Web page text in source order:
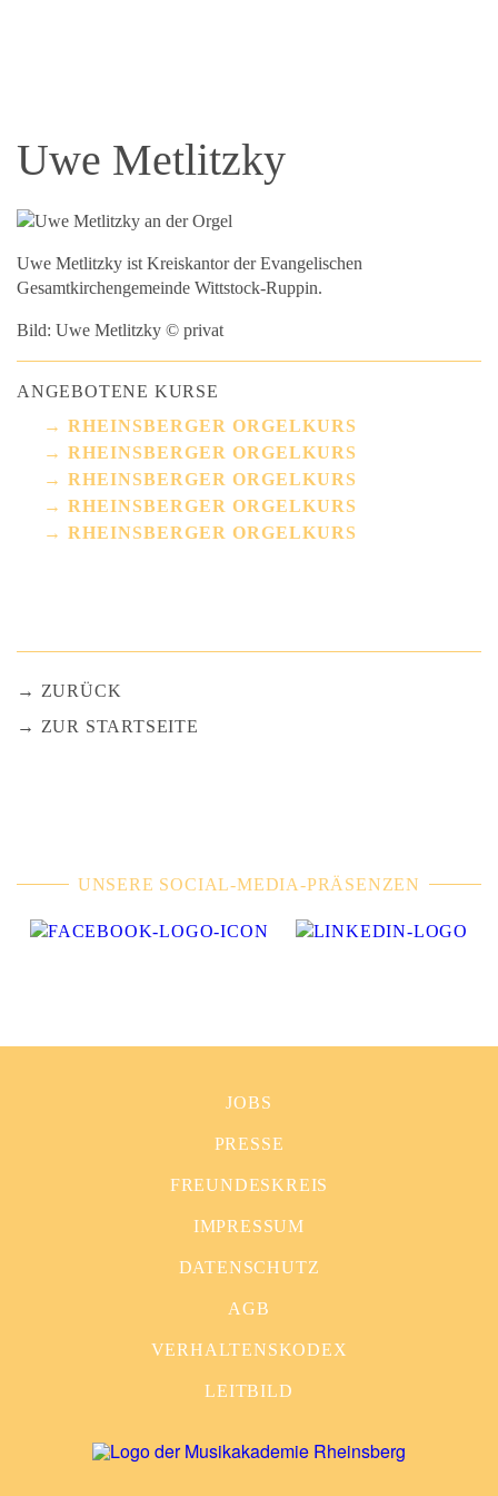
Uwe Metlitzky
Uwe Metlitzky ist Kreiskantor der Evangelischen
Gesamtkirchengemeinde Wittstock-Ruppin.
Bild: Uwe Metlitzky © privat
ANGEBOTENE KURSE
RHEINSBERGER ORGELKURS
RHEINSBERGER ORGELKURS
RHEINSBERGER ORGELKURS
RHEINSBERGER ORGELKURS
RHEINSBERGER ORGELKURS
ZURÜCK
ZUR STARTSEITE
UNSERE SOCIAL-MEDIA-PRÄSENZEN
JOBS
PRESSE
FREUNDESKREIS
IMPRESSUM
DATENSCHUTZ
AGB
VERHALTENSKODEX
LEITBILD